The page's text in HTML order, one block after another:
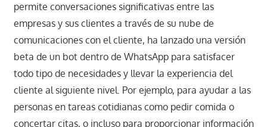
permite conversaciones significativas entre las
empresas y sus clientes a través de su nube de
comunicaciones con el cliente, ha lanzado una versión
beta de un bot dentro de WhatsApp para satisfacer
todo tipo de necesidades y llevar la experiencia del
cliente al siguiente nivel. Por ejemplo, para ayudar a las
personas en tareas cotidianas como pedir comida o
concertar citas, o incluso para proporcionar información